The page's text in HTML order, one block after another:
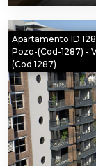
Apartamento
Pozo-(cod-1287) -
(cod 1287)